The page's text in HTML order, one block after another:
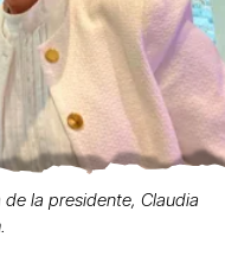
la presidente, Claudia